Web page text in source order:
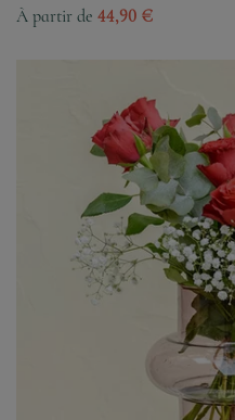
À partir de 44,90 €